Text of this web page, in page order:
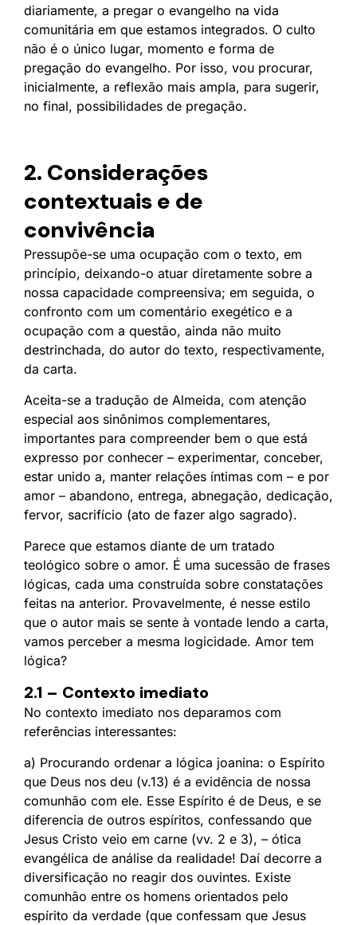
diariamente, a pregar o evangelho na vida
comunitária em que estamos integrados. O culto
não é o único lugar, momento e forma de
pregação do evangelho. Por isso, vou procurar,
inicialmente, a reflexão mais ampla, para sugerir,
no final, possibilidades de pregação.
2. Considerações
contextuais e de
convivência
Pressupõe-se uma ocupação com o texto, em
princípio, deixando-o atuar diretamente sobre a
nossa capacidade compreensiva; em seguida, o
confronto com um comentário exegético e a
ocupação com a questão, ainda não muito
destrinchada, do autor do texto, respectivamente,
da carta.
Aceita-se a tradução de Almeida, com atenção
especial aos sinônimos complementares,
importantes para compreender bem o que está
expresso por conhecer – experimentar, conceber,
estar unido a, manter relações íntimas com – e por
amor – abandono, entrega, abnegação, dedicação,
fervor, sacrifício (ato de fazer algo sagrado).
Parece que estamos diante de um tratado
teológico sobre o amor. É uma sucessão de frases
lógicas, cada uma construída sobre constatações
feitas na anterior. Provavelmente, é nesse estilo
que o autor mais se sente à vontade lendo a carta,
vamos perceber a mesma logicidade. Amor tem
lógica?
2.1 – Contexto imediato
No contexto imediato nos deparamos com
referências interessantes:
a) Procurando ordenar a lógica joanina: o Espírito
que Deus nos deu (v.13) é a evidência de nossa
comunhão com ele. Esse Espírito é de Deus, e se
diferencia de outros espíritos, confessando que
Jesus Cristo veio em carne (vv. 2 e 3), – ótica
evangélica de análise da realidade! Daí decorre a
diversificação no reagir dos ouvintes. Existe
comunhão entre os homens orientados pelo
espírito da verdade (que confessam que Jesus